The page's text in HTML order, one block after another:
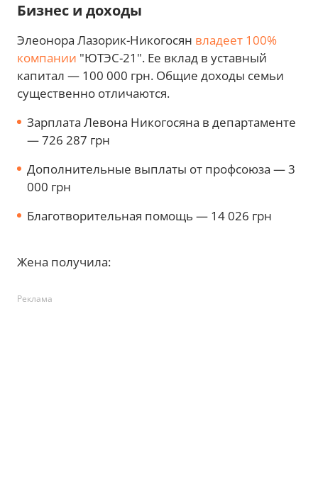
Бизнес и доходы
Элеонора Лазорик-Никогосян владеет 100%
компании "ЮТЭС-21". Ее вклад в уставный
капитал — 100 000 грн. Общие доходы семьи
существенно отличаются.
Зарплата Левона Никогосяна в департаменте
— 726 287 грн
Дополнительные выплаты от профсоюза — 3
000 грн
Благотворительная помощь — 14 026 грн
Жена получила:
Реклама